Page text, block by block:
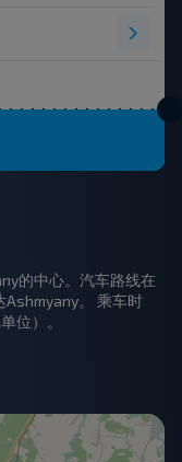
的中心。汽车路线在
。 乘车时
位）。